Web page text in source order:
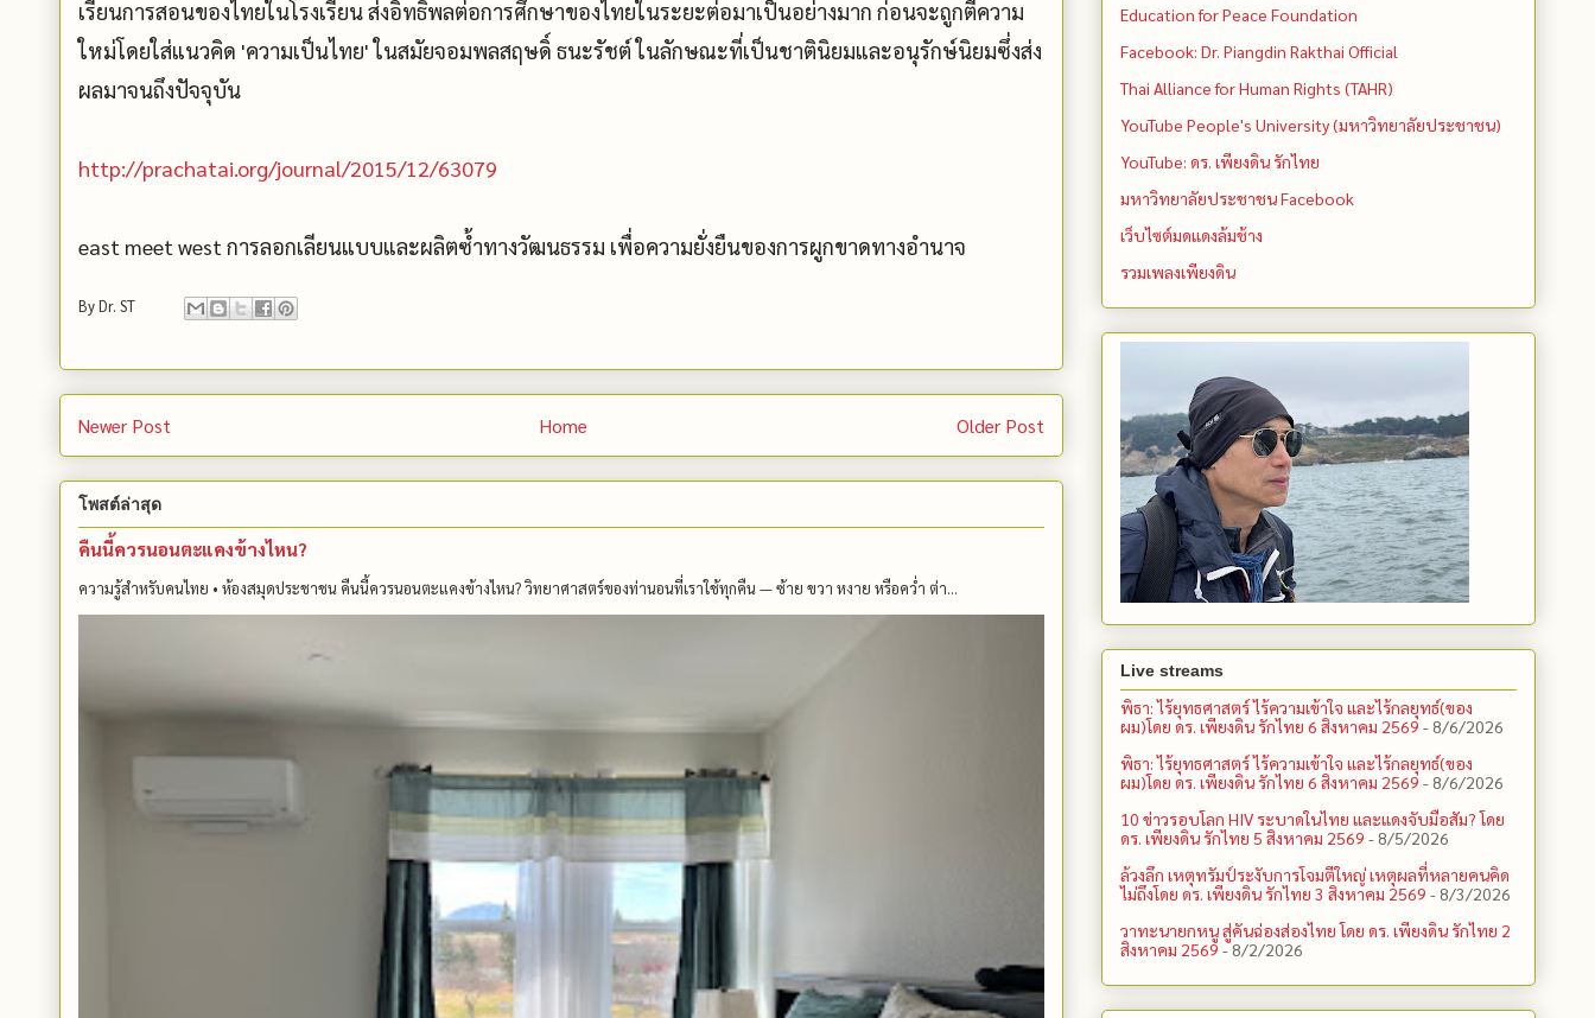
เรียนการสอนของไทยในโรงเรียน ส่งอิทธิพลต่อการศึกษาของไทยในระยะต่อมาเป็นอย่างมาก ก่อนจะถูกตีความ
ใหม่โดยใส่แนวคิด 'ความเป็นไทย' ในสมัยจอมพลสฤษดิ์ ธนะรัชต์ ในลักษณะที่เป็นชาตินิยมและอนุรักษ์นิยมซึ่งส่ง
ผลมาจนถึงปัจจุบัน
http://prachatai.org/journal/2015/12/63079
east meet west การลอกเลียนแบบและผลิตซ้ำทางวัฒนธรรม เพื่อความยั่งยืนของการผูกขาดทางอำนาจ
ByDr. ST
Newer Post Older Post
Home
โพสต์ล่าสุด
คืนนี้ควรนอนตะแคงข้างไหน?
ความรู้สำหรับคนไทย • ห้องสมุดประชาชน คืนนี้ควรนอนตะแคงข้างไหน? วิทยาศาสตร์ของท่านอนที่เราใช้ทุกคืน — ซ้าย ขวา หงาย หรือคว่ำ ต่า...
Education for Peace Foundation
Facebook: Dr. Piangdin Rakthai Official
Thai Alliance for Human Rights (TAHR)
YouTube People's University (มหาวิทยาลัยประชาชน)
YouTube: ดร. เพียงดิน รักไทย
มหาวิทยาลัยประชาชน Facebook
เว็บไซต์มดแดงล้มช้าง
รวมเพลงเพียงดิน
Live streams
พิธา: ไร้ยุทธศาสตร์ ไร้ความเข้าใจ และไร้กลยุทธ์(ของ
ผม)โดย ดร. เพียงดิน รักไทย 6 สิงหาคม 2569 - 8/6/2026
พิธา: ไร้ยุทธศาสตร์ ไร้ความเข้าใจ และไร้กลยุทธ์(ของ
ผม)โดย ดร. เพียงดิน รักไทย 6 สิงหาคม 2569 - 8/6/2026
10 ข่าวรอบโลก HIV ระบาดในไทย และแดงจับมือสัม? โดย
ดร. เพียงดิน รักไทย 5 สิงหาคม 2569 - 8/5/2026
ล้วงลึก เหตุทรัมป์ระงับการโจมตีใหญ่ เหตุผลที่หลายคนคิด
ไม่ถึงโดย ดร. เพียงดิน รักไทย 3 สิงหาคม 2569 - 8/3/2026
วาทะนายกหนู สู่คันฉ่องส่องไทย โดย ดร. เพียงดิน รักไทย 2
สิงหาคม 2569 - 8/2/2026